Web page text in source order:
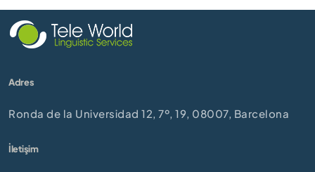
Adres
Ronda de la Universidad 12, 7º, 19, 08007, Barcelona
İletişim